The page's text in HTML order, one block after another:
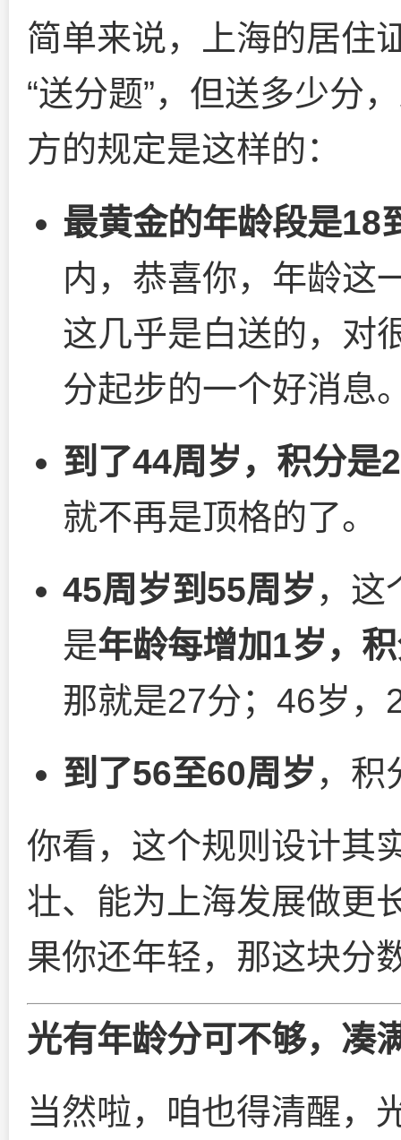
简单来说，上海的居住
“送分题”，但送多少分
方的规定是这样的：
最黄金的年龄段是18
内，恭喜你，年龄这
这几乎是白送的，对
分起步的一个好消息
到了44周岁，积分是
就不再是顶格的了。
45周岁到55周岁 ，这
是年龄每增加1岁，
那就是27分；46岁
到了56至60周岁 ，积
你看，这个规则设计其
壮、能为上海发展做更
果你还年轻，那这块分
光有年龄分可不够，凑
当然啦，咱也得清醒，